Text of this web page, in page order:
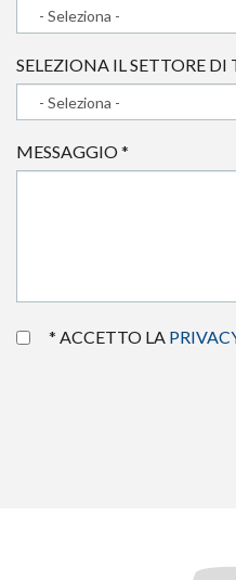
SELEZIONA IL SETTORE DI
MESSAGGIO*
* ACCETTO LA